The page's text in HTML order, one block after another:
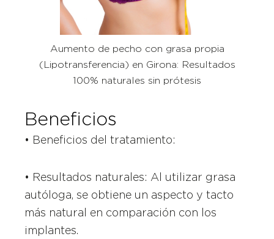
Aumento de pecho con grasa propia
(Lipotransferencia) en Girona: Resultados
100% naturales sin prótesis
Beneficios
• Beneficios del tratamiento:
• Resultados naturales: Al utilizar grasa
autóloga, se obtiene un aspecto y tacto
más natural en comparación con los
implantes.